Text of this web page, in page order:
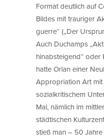
Format deutlich auf
Bildes mit trauriger
guerre“ („Der
Auch Duchamps
hinabsteigend“ oder
hatte Orlan einer
Appropriation Art
sozialkritischem
Mal, nämlich im
städtischen
stieß man – 50